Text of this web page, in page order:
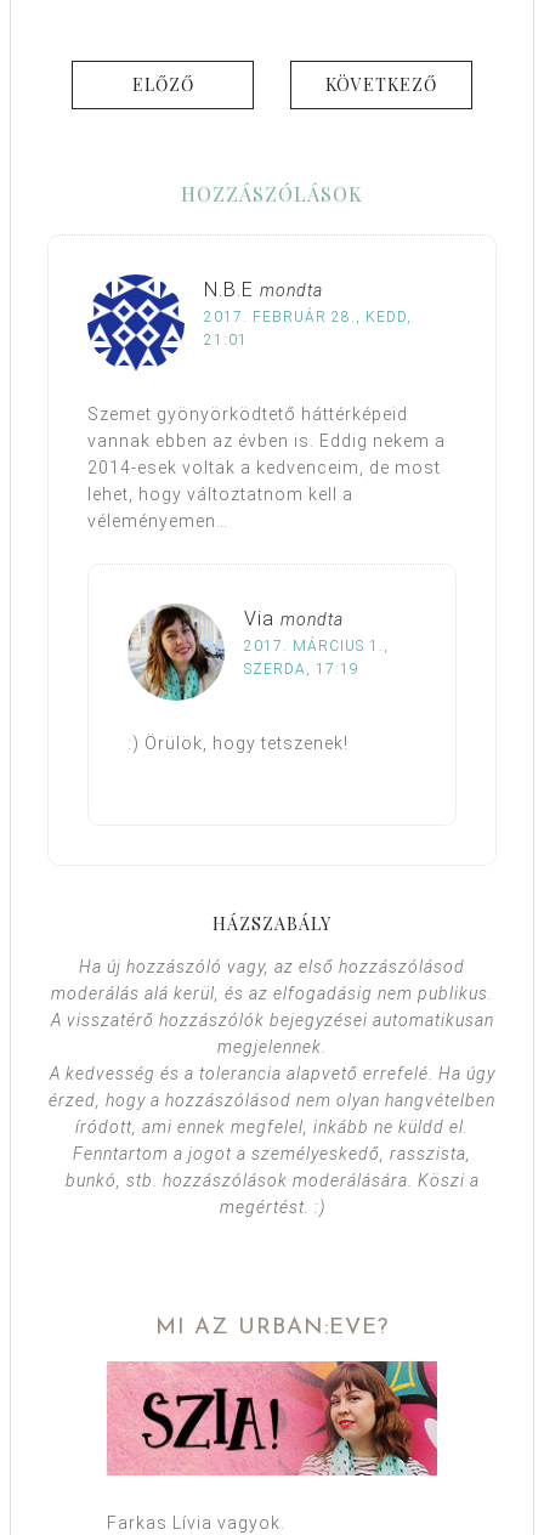
ELŐZŐ KÖVETKEZŐ
HOZZÁSZÓLÁSOK
N.B.E mondta
2017. FEBRUÁR 28., KEDD,
21:01
Szemet gyönyörködtető háttérképeid
vannak ebben az évben is. Eddig nekem a
2014-esek voltak a kedvenceim, de most
lehet, hogy változtatnom kell a
véleményemen…
Via mondta
2017. MÁRCIUS 1.,
SZERDA, 17:19
:) Örülök, hogy tetszenek!
HÁZSZABÁLY
Ha új hozzászóló vagy, az első hozzászólásod
moderálás alá kerül, és az elfogadásig nem publikus.
A visszatérő hozzászólók bejegyzései automatikusan
megjelennek.
A kedvesség és a tolerancia alapvető errefelé. Ha úgy
érzed, hogy a hozzászólásod nem olyan hangvételben
íródott, ami ennek megfelel, inkább ne küldd el.
Fenntartom a jogot a személyeskedő, rasszista,
bunkó, stb. hozzászólások moderálására. Köszi a
megértést. :)
MI AZ URBAN:EVE?
Farkas Lívia vagyok.